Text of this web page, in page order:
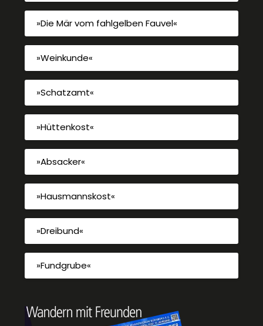
»Die Mär vom fahlgelben Fauvel«
»Weinkunde«
»Schatzamt«
»Hüttenkost«
»Absacker«
»Hausmannskost«
»Dreibund«
»Fundgrube«